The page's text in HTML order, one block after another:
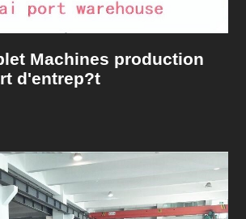
Machines production
d'entrep?t